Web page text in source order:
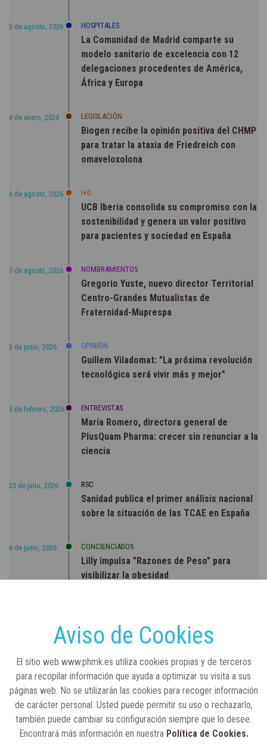
3 de agosto, 2026 HOSPITALES
La Comunidad de Madrid comparte su
modelo sanitario de excelencia con 12
delegaciones procedentes de América,
África y Europa
4 de enero, 2024 LEGISLACIÓN
Biogen recibe la opinión positiva del CHMP
para tratar la ataxia de Friedreich con
omaveloxolona
6 de agosto, 2026 I+D
UCB Iberia consolida su compromiso con la
sostenibilidad y genera un valor positivo
para pacientes y sociedad en España
7 de agosto, 2026 NOMBRAMIENTOS
Gregorio Yuste, nuevo director Territorial
Centro-Grandes Mutualistas de
Fraternidad-Muprespa
3 de junio, 2026 OPINIÓN
Guillem Viladomat: "La próxima revolución
tecnológica será vivir más y mejor"
5 de febrero, 2026 ENTREVISTAS
María Romero, directora general de
PlusQuam Pharma: crecer sin renunciar a la
ciencia
23 de julio, 2026 RSC
Sanidad publica el primer análisis nacional
sobre la situación de las TCAE en España
6 de junio, 2026 CONCIENCIADOS
Lilly impulsa "Razones de Peso" para
visibilizar la obesidad
Real Academia Nacional de Farmacia: un
laboratorio de ideas que se ha adaptado a
Aviso de Cookies
El sitio web www.phmk.es utiliza cookies propias y de terceros
para recopilar información que ayuda a optimizar su visita a sus
páginas web. No se utilizarán las cookies para recoger información
de carácter personal. Usted puede permitir su uso o rechazarlo,
también puede cambiar su configuración siempre que lo desee.
Encontrará más información en nuestra Política de Cookies.